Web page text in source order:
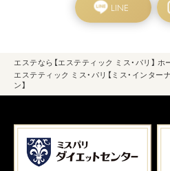
LINE
エステなら【エステティック ミス・パリ】 ホ
エステティック ミス・パリ【ミス・インタ
ン】